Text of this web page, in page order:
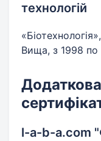
технологій
Вища, з 1998 по
l-a-b-a.com